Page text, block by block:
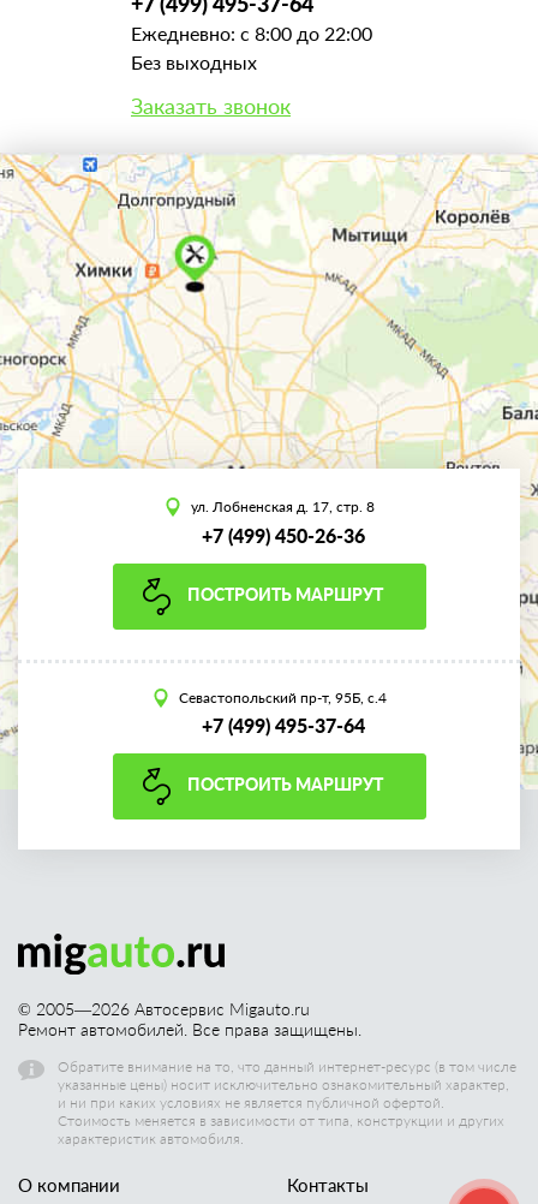
Ежедневно: с 8:00 до 22:00
Без выходных
Заказать звонок
ул. Лобненская д. 17, стр. 8
+7 (499) 450-26-36
ПОСТРОИТЬ МАРШРУТ
Севастопольский пр-т, 95Б, с.4
+7 (499) 495-37-64
ПОСТРОИТЬ МАРШРУТ
© 2005—2026 Автосервис Migauto.ru
Ремонт автомобилей. Все права защищены.
Обратите внимание на то, что данный интернет-ресурс (в том числе
указанные цены) носит исключительно ознакомительный характер,
и ни при каких условиях не является публичной офертой.
Стоимость меняется в зависимости от типа, конструкции и других
характеристик автомобиля.
О компании Контакты